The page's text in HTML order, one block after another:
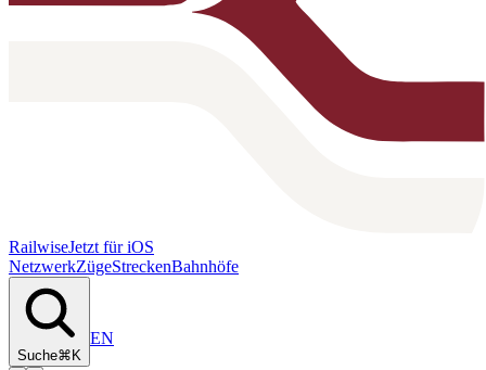
RailwiseJetzt für iOS
NetzwerkZügeStreckenBahnhöfe
Suche⌘K
EN